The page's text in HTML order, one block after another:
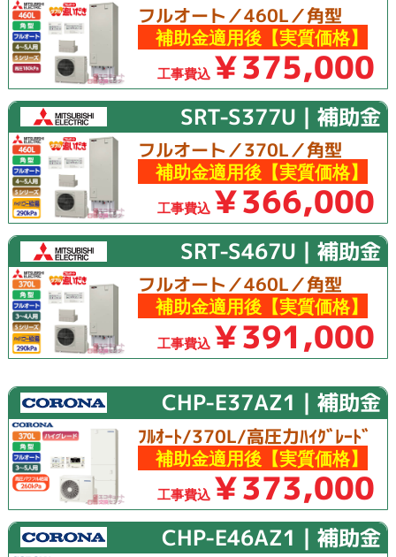
フルオート／460L／角型
補助金適用後【実質価格】
工事費込 ￥375,000
SRT-S377U｜補助金
フルオート／370L／角型
補助金適用後【実質価格】
工事費込 ￥366,000
SRT-S467U｜補助金
フルオート／460L／角型
補助金適用後【実質価格】
工事費込 ￥391,000
CHP-E37AZ1｜補助金
ﾌﾙｵｰﾄ/370L/高圧力ﾊｲｸﾞﾚｰﾄﾞ
補助金適用後【実質価格】
工事費込 ￥373,000
CHP-E46AZ1｜補助金